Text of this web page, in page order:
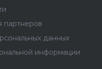
партнеров
данных
информации